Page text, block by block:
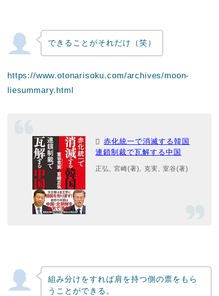
できることがそれだけ（笑）
https://www.otonarisoku.com/archives/moon-
liesummary.html
赤化統一で消滅する韓国
連鎖制裁で瓦解する中国
正弘, 宮崎(著), 克実, 室谷(著)
組み分けをすれば肩を持つ側の票をもら
うことができる。